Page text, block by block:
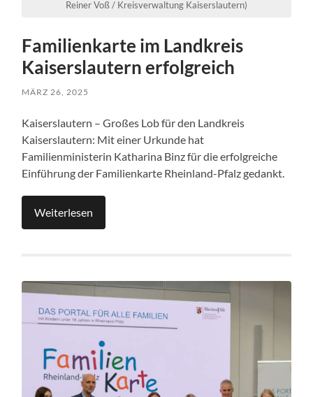
Reiner Voß / Kreisverwaltung Kaiserslautern)
Familienkarte im Landkreis
Kaiserslautern erfolgreich
MÄRZ 26, 2025
Kaiserslautern – Großes Lob für den Landkreis
Kaiserslautern: Mit einer Urkunde hat
Familienministerin Katharina Binz für die erfolgreiche
Einführung der Familienkarte Rheinland-Pfalz gedankt.
Weiterlesen